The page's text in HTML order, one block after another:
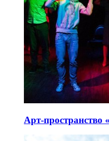
Арт-пространство